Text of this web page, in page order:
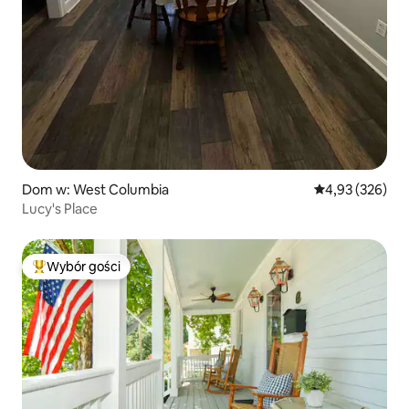
Dom w: West Columbia Średnia
4,93 (326)
Lucy's Place
Najpopularniejsze z kategorii Wybór gości
Wybór gości